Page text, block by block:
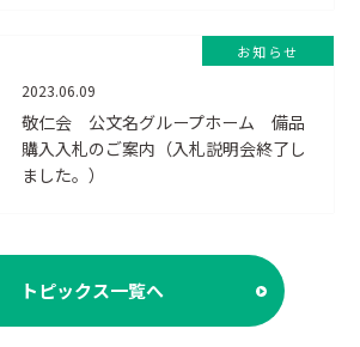
お知らせ
2023.06.09
敬仁会 公文名グループホーム 備品
購入入札のご案内（入札説明会終了し
ました。）
トピックス一覧へ